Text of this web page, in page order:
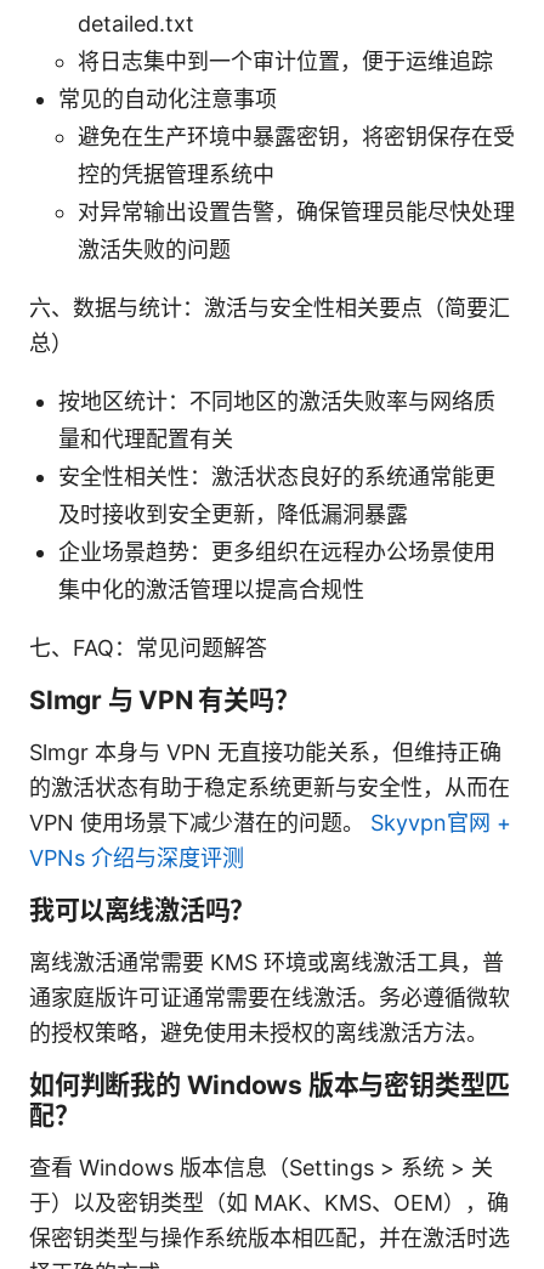
detailed.txt
将日志集中到一个审计位置，便于运维追踪
常见的自动化注意事项
避免在生产环境中暴露密钥，将密钥保存在受
控的凭据管理系统中
对异常输出设置告警，确保管理员能尽快处理
激活失败的问题
六、数据与统计：激活与安全性相关要点（简要汇
总）
按地区统计：不同地区的激活失败率与网络质
量和代理配置有关
安全性相关性：激活状态良好的系统通常能更
及时接收到安全更新，降低漏洞暴露
企业场景趋势：更多组织在远程办公场景使用
集中化的激活管理以提高合规性
七、FAQ：常见问题解答
Slmgr 与 VPN 有关吗？
Slmgr 本身与 VPN 无直接功能关系，但维持正确
的激活状态有助于稳定系统更新与安全性，从而在
VPN 使用场景下减少潜在的问题。 Skyvpn官网 +
VPNs 介绍与深度评测
我可以离线激活吗？
离线激活通常需要 KMS 环境或离线激活工具，普
通家庭版许可证通常需要在线激活。务必遵循微软
的授权策略，避免使用未授权的离线激活方法。
如何判断我的 Windows 版本与密钥类型匹
配？
查看 Windows 版本信息（Settings > 系统 > 关
于）以及密钥类型（如 MAK、KMS、OEM），确
保密钥类型与操作系统版本相匹配，并在激活时选